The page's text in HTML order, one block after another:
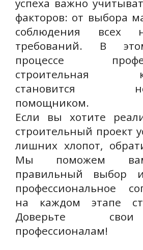
успеха важно
факторов: от выбора
соблюдения всех
требований. В
процессе
строительная
становится
помощником.
Если вы хотите
строительный проект
лишних хлопот,
Мы поможем
правильный выбор
профессиональное
на каждом этапе
Доверьте
профессионалам!